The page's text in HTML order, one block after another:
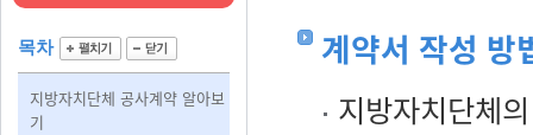
목차
지방자치단체 공사계약 알아보
기
계약서 작성 방
지방자치단체